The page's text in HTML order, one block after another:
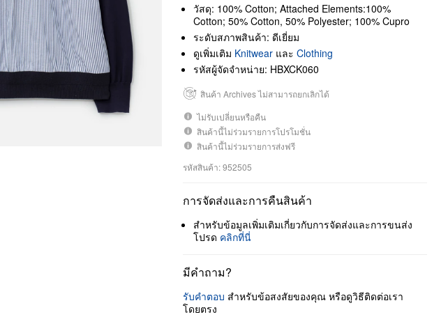
วัสดุ: 100% Cotton; Attached Elements:100%
Cotton; 50% Cotton, 50% Polyester; 100% Cupro
ระดับสภาพสินค้า: ดีเยี่ยม
ดูเพิ่มเติม Knitwear และ Clothing
รหัสผู้จัดจำหน่าย: HBXCK060
สินค้า Archives ไม่สามารถยกเลิกได้
ไม่รับเปลี่ยนหรือคืน
สินค้านี้ไม่ร่วมรายการโปรโมชั่น
สินค้านี้ไม่ร่วมรายการส่งฟรี
รหัสสินค้า: 952505
การจัดส่งและการคืนสินค้า
สำหรับข้อมูลเพิ่มเติมเกี่ยวกับการจัดส่งและการขนส่ง
โปรด คลิกที่นี่
มีคำถาม?
รับคำตอบ สำหรับข้อสงสัยของคุณ หรือดูวิธีติดต่อเรา
โดยตรง